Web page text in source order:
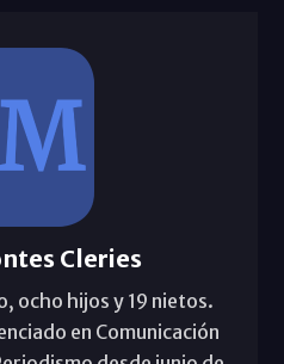
Cleries
ocho hijos y 19 nietos.
en Comunicación